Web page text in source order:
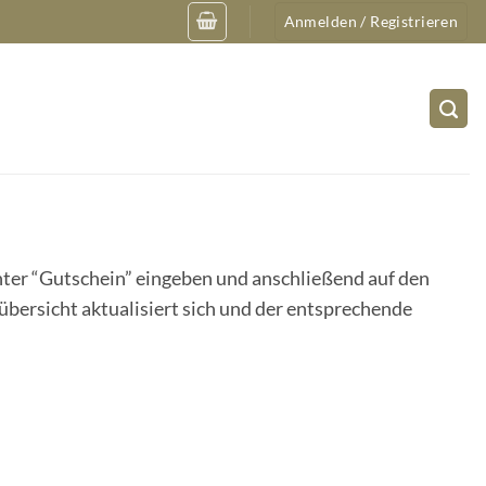
Anmelden / Registrieren
“Gutschein” eingeben und anschließend auf den
aktualisiert sich und der entsprechende